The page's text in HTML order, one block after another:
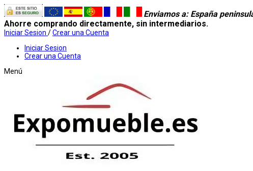
Enviamos a: España
Ahorre comprando directamente, sin intermediarios.
Iniciar Sesion /Crear una Cuenta
Iniciar Sesion
Crear una Cuenta
Menú